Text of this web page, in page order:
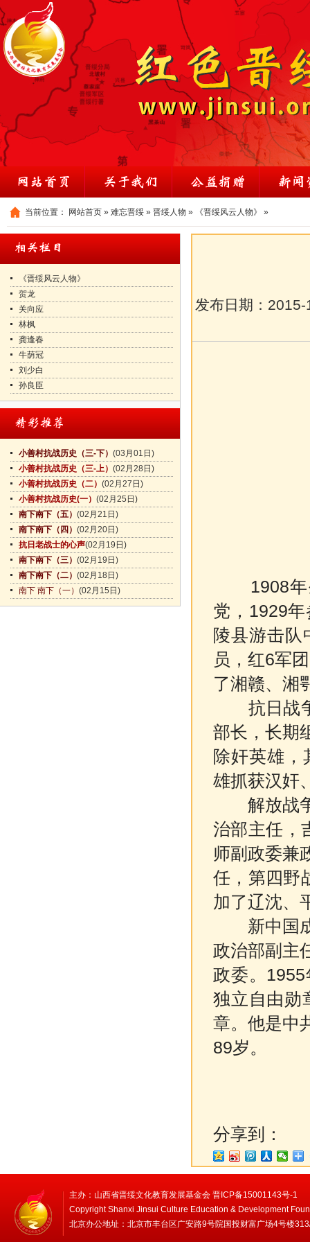
当前位置： 网站首页 » 难忘晋绥 » 晋绥人物 » 《晋绥风云人物》 »
《晋绥风云人物》
贺龙
关向应
林枫
龚逢春
牛荫冠
刘少白
孙良臣
小善村抗战历史（三-下） (03月01日)
小善村抗战历史（三-上） (02月28日)
小善村抗战历史（二） (02月27日)
小善村抗战历史(一） (02月25日)
南下南下（五） (02月21日)
南下南下（四） (02月20日)
抗日老战士的心声(02月19日)
南下南下（三） (02月19日)
南下南下（二） (02月18日)
南下 南下（一） (02月15日)
发布日期： 2015-
1908年
党，1929
陵县游击
员，红6军
了湘赣、湘
抗日战争
部长，长期
除奸英雄
雄抓获汉奸
解放战争
治部主任，
师副政委兼
任，第四野
加了辽沈、
新中国成
政治部副主
政委。
独立自由勋
章。他是中
89岁。
分享到：
主办：山西省晋绥文化教育发展基金会 晋ICP备15001143号-1
Copyright Shanxi Jinsui Culture Education & Development
北京办公地址：北京市丰台区广安路9号院国投财富广场4号楼